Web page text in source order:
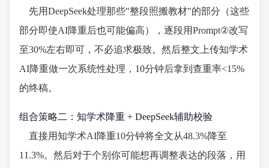
先用DeepSeek处理那些"整段照搬教材"的部分（这些
部分即使AI降重后也可能偏高），逐段用Prompt②改写
至30%左右即可，不必追求极致。然后整文上传知学术
AI降重做一次系统性处理，10分钟后拿到查重率<15%
的终稿。
组合策略二：知学术降重 + DeepSeek辅助校验
直接用知学术AI降重10分钟将全文从48.3%降至
11.3%。然后对于个别你可能想再调整表达的段落，用